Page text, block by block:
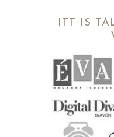
ITT IS